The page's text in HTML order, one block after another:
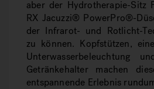
aber der Hydrotherapie-Sitz
RX Jacuzzi® PowerPro®-
der Infrarot- und Rotlicht-
zu können. Kopfstützen,
Unterwasserbeleuchtung
Getränkehalter machen
entspannende Erlebnis